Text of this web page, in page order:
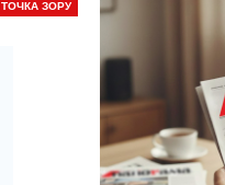
ТОЧКА ЗОРУ